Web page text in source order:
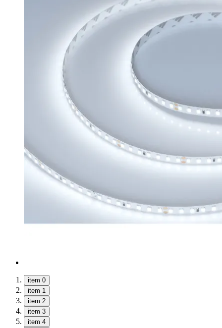
item 0
item 1
item 2
item 3
item 4